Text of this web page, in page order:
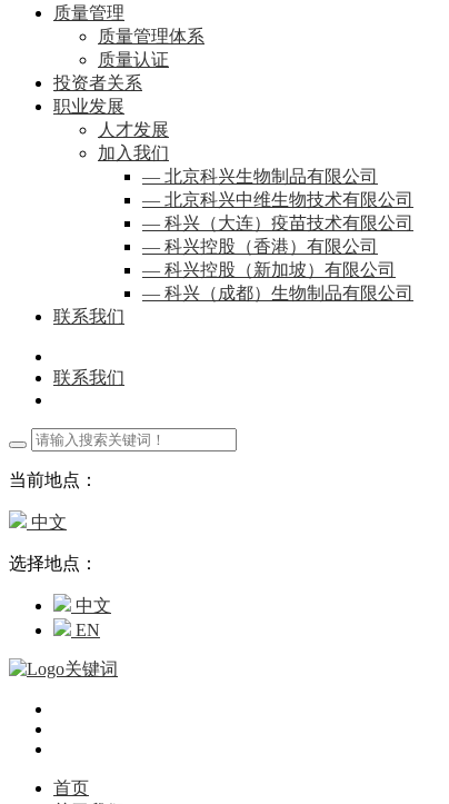
质量管理
质量管理体系
质量认证
投资者关系
职业发展
人才发展
加入我们
— 北京科兴生物制品有限公司
— 北京科兴中维生物技术有限公司
— 科兴（大连）疫苗技术有限公司
— 科兴控股（香港）有限公司
— 科兴控股（新加坡）有限公司
— 科兴（成都）生物制品有限公司
联系我们
联系我们
当前地点：
中文
选择地点：
中文
EN
首页